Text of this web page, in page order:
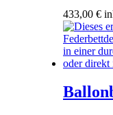
433,00 €